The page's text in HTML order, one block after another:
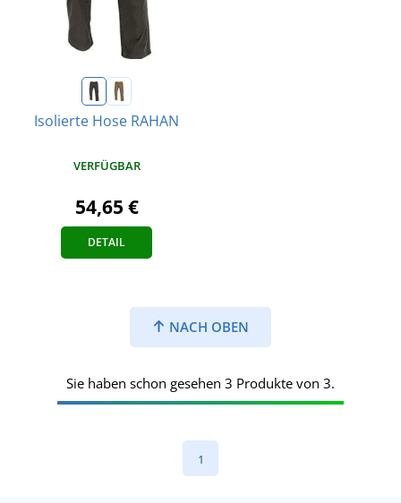
Isolierte Hose RAHAN
VERFÜGBAR
54,65 €
DETAIL
NACH OBEN
Sie haben schon gesehen 3 Produkte von 3.
1